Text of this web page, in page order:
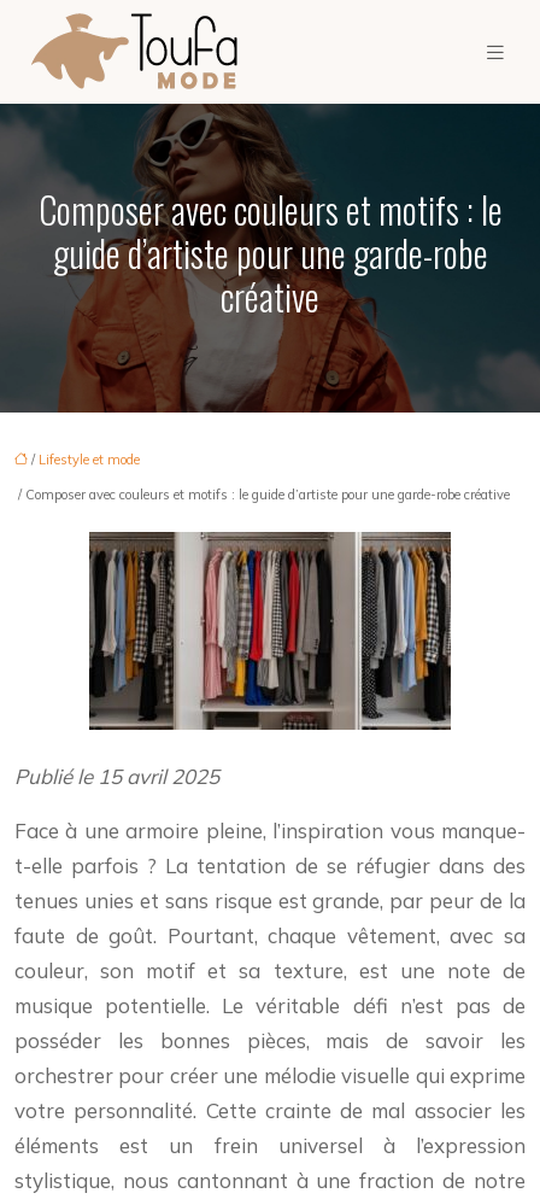
Composer avec couleurs et motifs : le
guide d’artiste pour une garde-robe
créative
/ Lifestyle et mode
/ Composer avec couleurs et motifs : le guide d’artiste pour une garde-robe créative
Publié le 15 avril 2025
Face à une armoire pleine, l’inspiration vous manque-
t-elle parfois ? La tentation de se réfugier dans des
tenues unies et sans risque est grande, par peur de la
faute de goût. Pourtant, chaque vêtement, avec sa
couleur, son motif et sa texture, est une note de
musique potentielle. Le véritable défi n’est pas de
posséder les bonnes pièces, mais de savoir les
orchestrer pour créer une mélodie visuelle qui exprime
votre personnalité. Cette crainte de mal associer les
éléments est un frein universel à l’expression
stylistique, nous cantonnant à une fraction de notre